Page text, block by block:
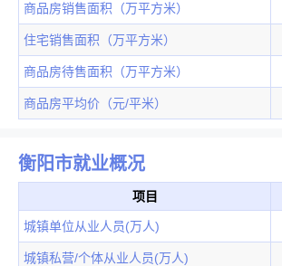
商品房销售面积（万平方米）
住宅销售面积（万平方米）
商品房待售面积（万平方米）
商品房平均价（元/平米）
衡阳市就业概况
项目
城镇单位从业人员(万人)
城镇私营/个体从业人员(万人)